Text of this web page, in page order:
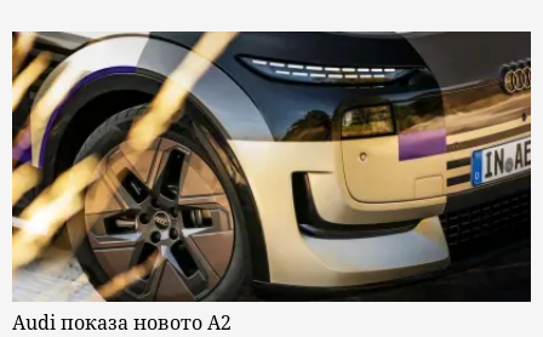
Audi показа новото A2